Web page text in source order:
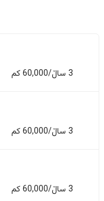
3 ساڵ/60,000 کم
3 ساڵ/60,000 کم
3 ساڵ/60,000 کم